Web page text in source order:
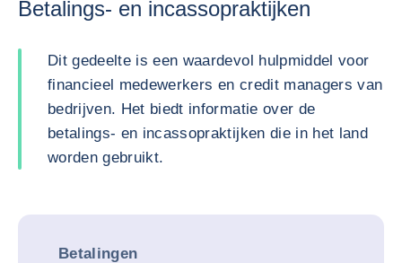
Betalings- en incassopraktijken
Dit gedeelte is een waardevol hulpmiddel voor
financieel medewerkers en credit managers van
bedrijven. Het biedt informatie over de
betalings- en incassopraktijken die in het land
worden gebruikt.
Betalingen